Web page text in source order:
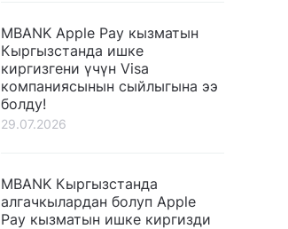
MBANK Apple Pay кызматын
Кыргызстанда ишке
киргизгени үчүн Visa
компаниясынын сыйлыгына ээ
болду!
29.07.2026
MBANK Кыргызстанда
алгачкылардан болуп Apple
Pay кызматын ишке киргизди